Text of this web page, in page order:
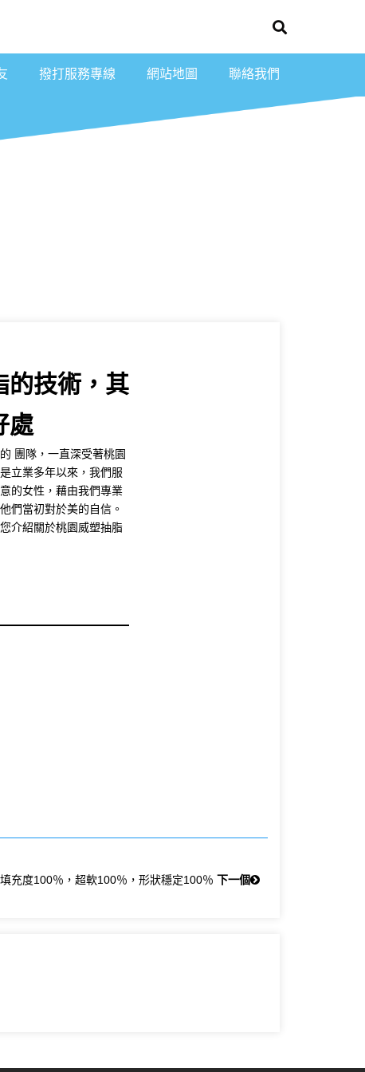
撥打服務專線 網站地圖 聯絡我們
的技術，其
處
團隊，一直深受著桃園
立業多年以來，我們服
的女性，藉由我們專業
們當初對於美的自信。
介紹關於桃園威塑抽脂
充度100％，超軟100％，形狀穩定100％ 下一個